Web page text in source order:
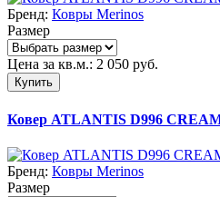
Бренд: Ковры Merinos
Размер
Цена за кв.м.: 2 050 руб.
Купить
Ковер ATLANTIS D996
Бренд: Ковры Merinos
Размер